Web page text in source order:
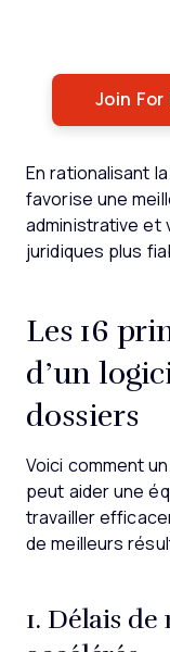
En rationalisant
favorise une
administrative et
juridiques plus
Les 16
d’un
dossiers
Voici comment
peut aider une
travailler
de meilleurs
1. Délais